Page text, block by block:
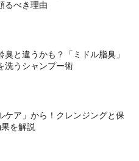
るべき理由
臭と違うかも？「ミドル脂臭」
洗うシャンプー術
ケア」から！クレンジングと保
を解説